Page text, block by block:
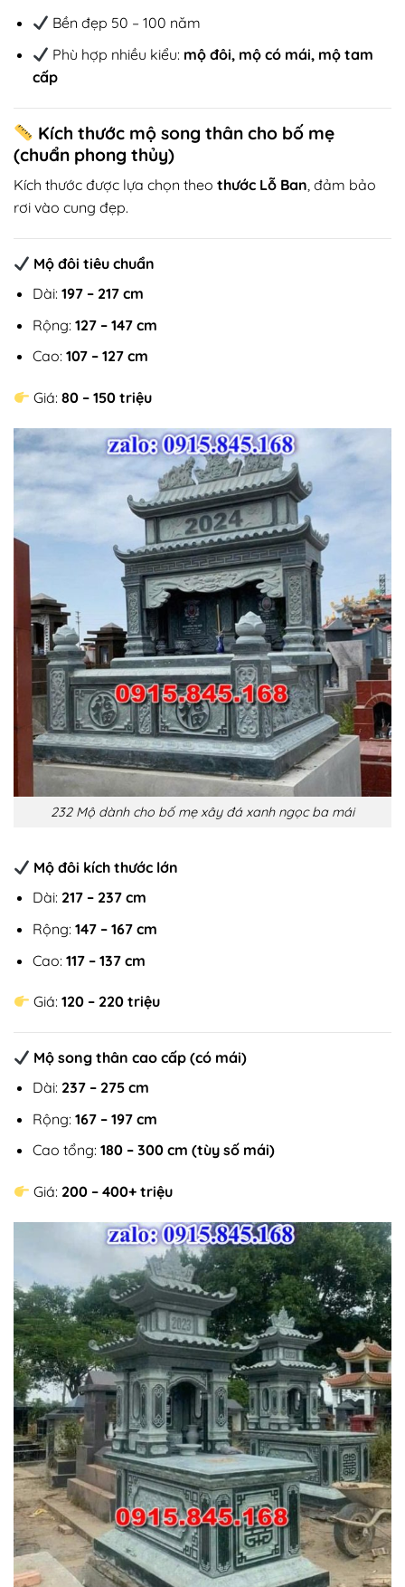
Bền đẹp 50 – 100 năm
Phù hợp nhiều kiểu: mộ đôi, mộ có mái, mộ tam
cấp
Kích thước mộ song thân cho bố mẹ
(chuẩn phong thủy)
Kích thước được lựa chọn theo thước Lỗ Ban, đảm bảo
rơi vào cung đẹp.
Mộ đôi tiêu chuẩn
Dài: 197 – 217 cm
Rộng: 127 – 147 cm
Cao: 107 – 127 cm
Giá:80 – 150 triệu
232 Mộ dành cho bố mẹ xây đá xanh ngọc ba mái
Mộ đôi kích thước lớn
Dài: 217 – 237 cm
Rộng: 147 – 167 cm
Cao: 117 – 137 cm
Giá:120 – 220 triệu
Mộ song thân cao cấp (có mái)
Dài: 237 – 275 cm
Rộng: 167 – 197 cm
Cao tổng: 180 – 300 cm (tùy số mái)
Giá: 200 – 400+ triệu